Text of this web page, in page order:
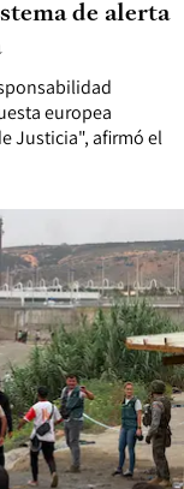
europea
Justicia", afirmó el
de alerta